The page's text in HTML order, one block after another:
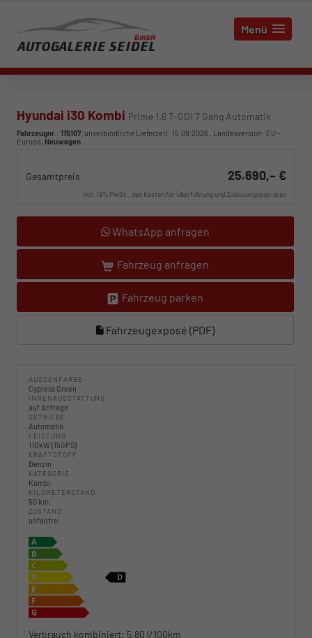
Menü
Hyundai i30 Kombi Prime 1.6 T-GDi 7 Gang Automatik
Fahrzeugnr.: 115107, unverbindliche Lieferzeit: 15.09.2026 , Landesversion: EU -
Europa, Neuwagen
Gesamtpreis 25.690,– €
incl. 19% MwSt., den Kosten für Überführung und Zulassungspapieren
WhatsApp anfragen
Fahrzeug anfragen
Fahrzeug parken
Fahrzeugexposé (PDF)
AUSSENFARBE
Cypress Green
INNENAUSSTATTUNG
auf Anfrage
GETRIEBE
Automatik
LEISTUNG
110 kW (150 PS)
KRAFTSTOFF
Benzin
KATEGORIE
Kombi
KILOMETERSTAND
50 km
ZUSTAND
unfallfrei
Verbrauch kombiniert: 5,80 l/100km